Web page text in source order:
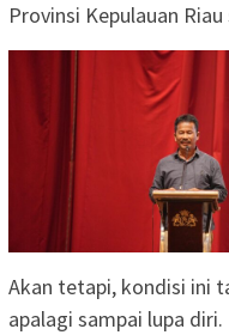
Provinsi Kepulauan
Akan tetapi, kondisi ini
apalagi sampai lupa diri.